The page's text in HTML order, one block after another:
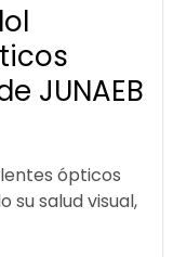
JUNAEB
ópticos
su salud visual,